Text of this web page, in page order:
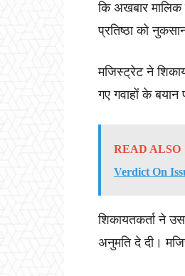
कि अखबार
प्रतिष्ठा को
मजिस्ट्रेट ने
गए गवाहों के
READ ALSO
Verdict On
शिकायतकर्ता ने
अनुमति दे दी।